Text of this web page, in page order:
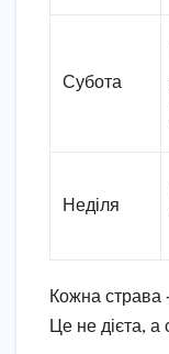
Субота
Неділя
Кожна страва
Це не дієта, а